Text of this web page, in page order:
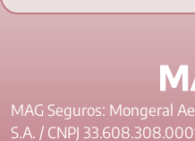
MAG Seguros: Mongeral
S.A. / CNPJ